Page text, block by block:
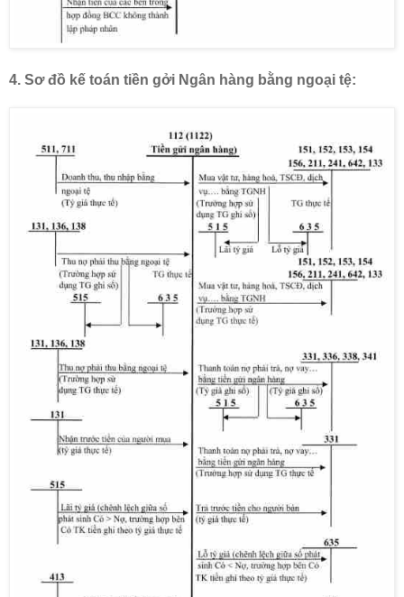
4. Sơ đồ kế toán tiền gởi Ngân hàng bằng ngoại tệ: